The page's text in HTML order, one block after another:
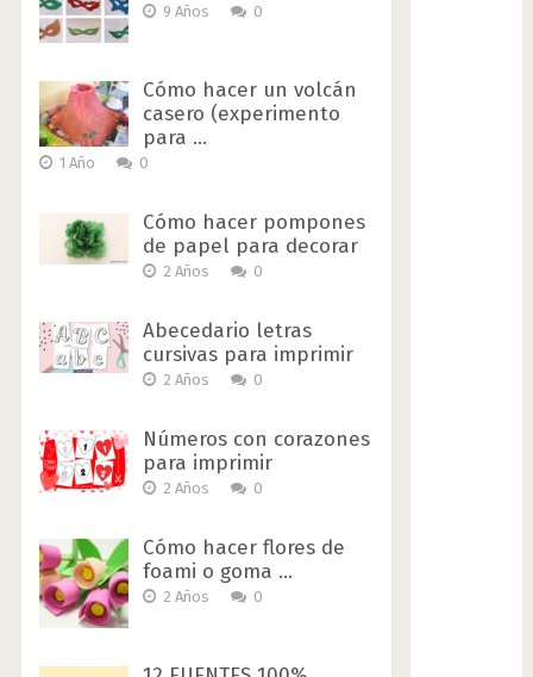
9 Años 0
Cómo hacer un volcán
casero (experimento
para …
1 Año 0
Cómo hacer pompones
de papel para decorar
2 Años 0
Abecedario letras
cursivas para imprimir
2 Años 0
Números con corazones
para imprimir
2 Años 0
Cómo hacer flores de
foami o goma …
2 Años 0